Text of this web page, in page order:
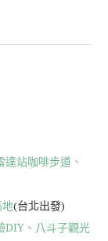
站咖啡步道、
地(台北出發)
DIY、八斗子觀光